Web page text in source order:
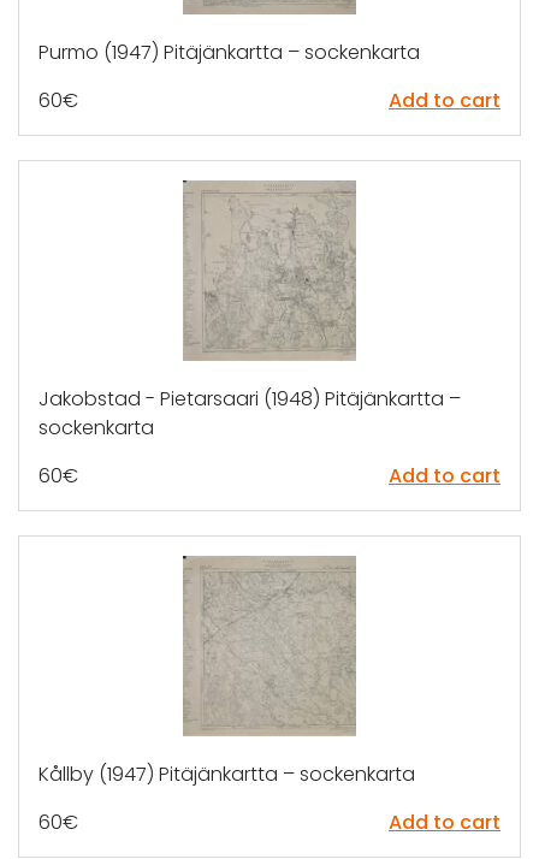
Purmo (1947) Pitäjänkartta – sockenkarta
60€ Add to cart
Jakobstad - Pietarsaari (1948) Pitäjänkartta –
sockenkarta
60€ Add to cart
Kållby (1947) Pitäjänkartta – sockenkarta
60€ Add to cart